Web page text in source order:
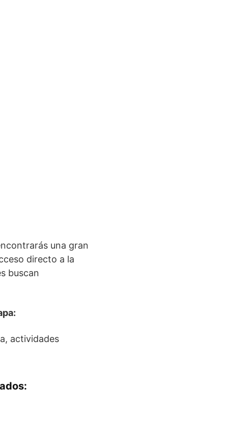
una gran
directo a la
buscan
actividades